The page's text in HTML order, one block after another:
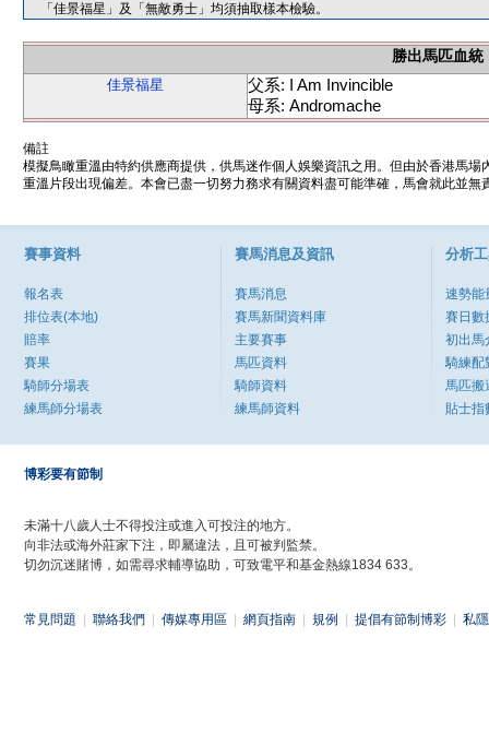
「佳景福星」及「無敵勇士」均須抽取樣本檢驗。
勝出馬匹血統
佳景福星
父系: I Am Invincible
母系: Andromache
備註
模擬鳥瞰重溫由特約供應商提供，供馬迷作個人娛樂資訊之用。但由於香港馬
重溫片段出現偏差。本會已盡一切努力務求有關資料盡可能準確，馬會就此並
賽事資料
報名表
排位表(本地)
賠率
賽果
騎師分場表
練馬師分場表
賽馬消息及資訊
賽馬消息
賽馬新聞資料庫
主要賽事
馬匹資料
騎師資料
練馬師資料
分析
速勢能
賽日數
初出馬
騎練配
馬匹搬
貼士指
博彩要有節制
未滿十八歲人士不得投注或進入可投注的地方。
向非法或海外莊家下注，即屬違法，且可被判監禁。
切勿沉迷賭博，如需尋求輔導協助，可致電平和基金熱線1834 633。
常見問題 聯絡我們 傳媒專用區 網頁指南 規例 提倡有節制博彩 私